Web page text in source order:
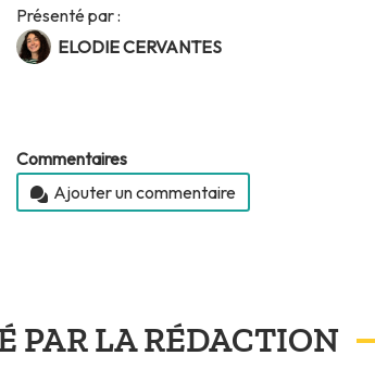
Présenté par :
ELODIE CERVANTES
Commentaires
Ajouter un commentaire
PAR LA RÉDACTION